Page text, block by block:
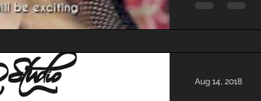
Aug 14, 2018